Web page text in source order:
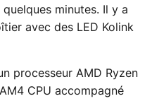
minutes. Il y a
avec des LED Kolink
processeur AMD Ryzen
CPU accompagné